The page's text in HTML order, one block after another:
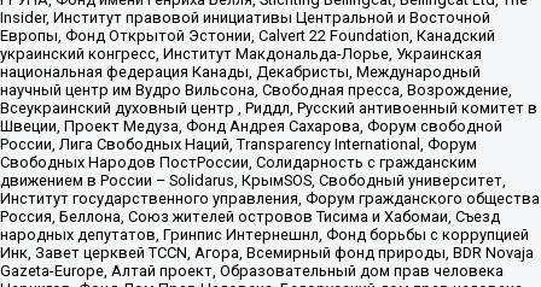
Insider, Институт правовой инициативы Центральной и Восточной
Европы, Фонд Открытой Эстонии, Calvert 22 Foundation, Канадский
украинский конгресс, Институт Макдональда-Лорье, Украинская
национальная федерация Канады, Декабристы, Международный
научный центр им Вудро Вильсона, Свободная пресса, Возрождение,
Всеукраинский духовный центр , Риддл, Русский антивоенный комитет в
Швеции, Проект Медуза, Фонд Андрея Сахарова, Форум свободной
России, Лига Свободных Наций, Transparеncy International, Форум
Свободных Народов ПостРоссии, Солидарность с гражданским
движением в России – Solidarus, КрымSOS, Свободный университет,
Институт государственного управления, Форум гражданского общества
Россия, Беллона, Союз жителей островов Тисима и Хабомаи, Съезд
народных депутатов, Гринпис Интернешнл, Фонд борьбы с коррупцией
Инк, Завет церквей TCCN, Агора, Всемирный фонд природы, BDR Novaja
Gazeta-Europe, Алтай проект, Образовательный дом прав человека